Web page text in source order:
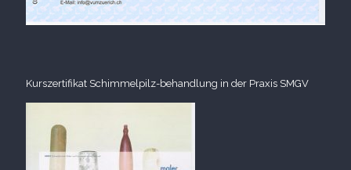
Kurszertifikat Schimmelpilz-behandlung in der Praxis SMGV